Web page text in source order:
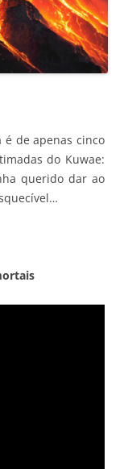
é de apenas cinco
do Kuwae:
querido dar ao